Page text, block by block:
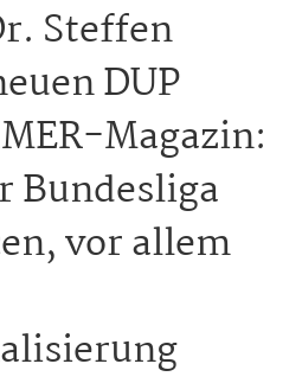
Steffen
DUP
Magazin:
Bundesliga
vor allem